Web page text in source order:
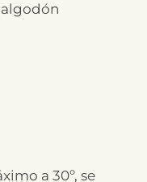
algodón
a 30º, se